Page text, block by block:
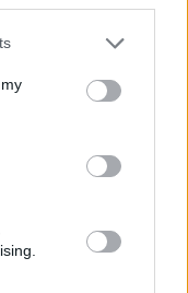
or more Google
You may click to
third-party tags to
in below Google